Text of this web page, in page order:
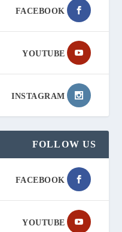
FACEBOOK
YOUTUBE
INSTAGRAM
FOLLOW US
FACEBOOK
YOUTUBE